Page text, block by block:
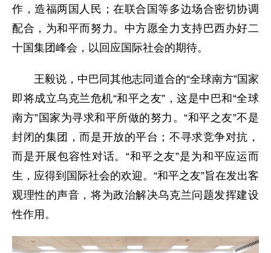
作，造福两国人民；在联合国等多边场合密切协调
配合，为和平而努力。中方愿全力支持巴西办好二
十国集团峰会，以回应国际社会的期待。
王毅说，中巴同其他志同道合的“全球南方”国家
即将成立乌克兰危机“和平之友”，这是中巴和“全球
南方”国家为寻求和平所做的努力。“和平之友”不是
封闭的集团，而是开放的平台；不寻求竞争对抗，
而是开展包容性对话。“和平之友”是为和平应运而
生，应得到国际社会的欢迎。“和平之友”旨在发出客
观理性的声音，将为政治解决乌克兰问题发挥建设
性作用。